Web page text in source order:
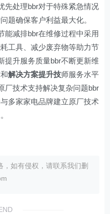
先处理bbr对于特殊紧急情况
题确保客户利益最大化。
能减排bbr在维修过程中采用
工具、减少废弃物等助力节
提升服务质量bbr不断更新维
解决方案提升技师服务水平
厂技术支持解决复杂问题bbr
多家家电品牌建立原厂技术
如有侵权，请联系我们删